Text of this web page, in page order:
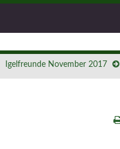
Igelfreunde November 2017